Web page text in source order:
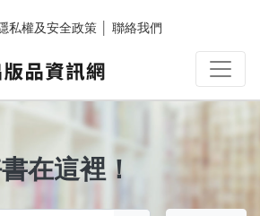
私權及安全政策 聯絡我們
在這裡！